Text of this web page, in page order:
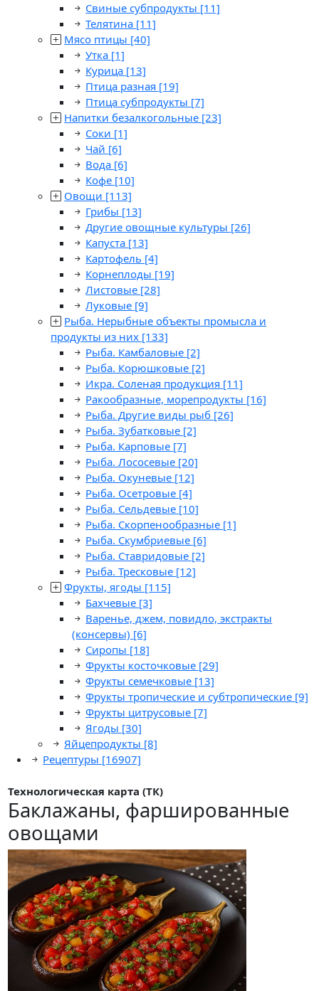
Свиные субпродукты [11]
Телятина [11]
Мясо птицы [40]
Утка [1]
Курица [13]
Птица разная [19]
Птица субпродукты [7]
Напитки безалкогольные [23]
Соки [1]
Чай [6]
Вода [6]
Кофе [10]
Овощи [113]
Грибы [13]
Другие овощные культуры [26]
Капуста [13]
Картофель [4]
Корнеплоды [19]
Листовые [28]
Луковые [9]
Рыба. Нерыбные объекты промысла и
продукты из них [133]
Рыба. Камбаловые [2]
Рыба. Корюшковые [2]
Икра. Соленая продукция [11]
Ракообразные, морепродукты [16]
Рыба. Другие виды рыб [26]
Рыба. Зубатковые [2]
Рыба. Карповые [7]
Рыба. Лососевые [20]
Рыба. Окуневые [12]
Рыба. Осетровые [4]
Рыба. Сельдевые [10]
Рыба. Скорпенообразные [1]
Рыба. Скумбриевые [6]
Рыба. Ставридовые [2]
Рыба. Тресковые [12]
Фрукты, ягоды [115]
Бахчевые [3]
Варенье, джем, повидло, экстракты
(консервы) [6]
Сиропы [18]
Фрукты косточковые [29]
Фрукты семечковые [13]
Фрукты тропические и субтропические [9]
Фрукты цитрусовые [7]
Ягоды [30]
Яйцепродукты [8]
Рецептуры [16907]
Технологическая карта (ТК)
Баклажаны, фаршированные
овощами